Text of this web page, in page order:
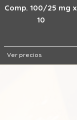
Comp. 100/25 mg x
10
Ver precios